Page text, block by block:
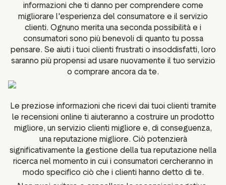
informazioni che ti danno per comprendere come
migliorare l'esperienza del consumatore e il servizio
clienti. Ognuno merita una seconda possibilità e i
consumatori sono più benevoli di quanto tu possa
pensare. Se aiuti i tuoi clienti frustrati o insoddisfatti, loro
saranno più propensi ad usare nuovamente il tuo servizio
o comprare ancora da te.
Le preziose informazioni che ricevi dai tuoi clienti tramite
le recensioni online ti aiuteranno a costruire un prodotto
migliore, un servizio clienti migliore e, di conseguenza,
una reputazione migliore. Ciò potenzierà
significativamente la gestione della tua reputazione nella
ricerca nel momento in cui i consumatori cercheranno in
modo specifico ciò che i clienti hanno detto di te.